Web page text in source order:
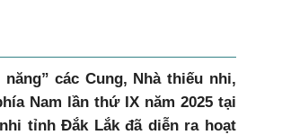
các Cung, Nhà thiếu nhi,
Nam lần thứ IX năm 2025 tại
tỉnh Đắk Lắk đã diễn ra hoạt